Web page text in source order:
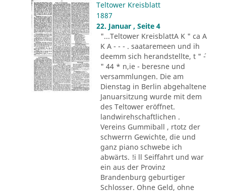
Teltower Kreisblatt
1887
22. Januar , Seite 4
"...Teltower KreisblattA K " ca A
K A - - - . saataremeen und ih
deemm sich herandstellte, t " ´-
" 44 * n,ie - beresne und
versammlungen. Die am
Dienstag in Berlin abgehaltene
Januarsitzung wurde mit dem
des Teltower eröffnet.
landwirehschaftlichen .
Vereins Gummiball , rtotz der
schwerrn Gewichte, die und
ganz piano schwebe ich
abwärts. !i ll Seiffahrt und war
ein aus der Provinz
Brandenburg geburtiger
Schlosser. Ohne Geld, ohne